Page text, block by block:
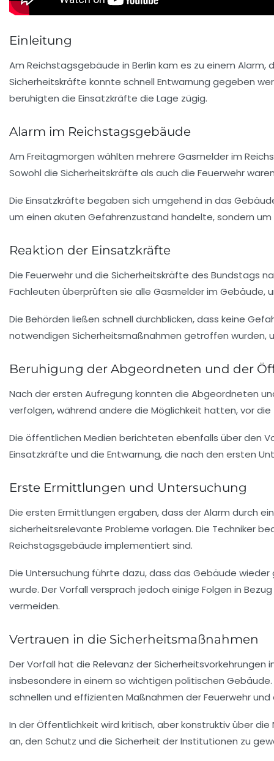
Einleitung
Am Reichstagsgebäude in Berlin kam es zu einem
Sicherheitskräfte konnte schnell Entwarnung gegeben
beruhigten die Einsatzkräfte die Lage zügig.
Alarm im Reichstagsgebäude
Am Freitagmorgen wählten mehrere Gasmelderim
Sowohl die Sicherheitskräfte als auch die Feuerwehr
Die Einsatzkräfte begaben sich umgehend in das
um einen akuten Gefahrenzustand handelte, sondern
Reaktion der Einsatzkräfte
Die Feuerwehr und die Sicherheitskräfte des Bundstags
Fachleuten überprüften sie alle Gasmelder im Gebäude,
Die Behörden ließen schnell durchblicken, dass keine
notwendigen Sicherheitsmaßnahmen getroffen wurden,
Beruhigung der Abgeordneten und der
Nach der ersten Aufregung konnten die Abgeordneten
verfolgen, während andere die Möglichkeit hatten, vor
Die öffentlichen Medien berichteten ebenfalls über den
Einsatzkräfte und die Entwarnung, die nach den ersten
Erste Ermittlungen und Untersuchung
Die ersten Ermittlungen ergaben, dass der Alarm durch
sicherheitsrelevante Probleme vorlagen. Die Techniker
Reichstagsgebäude implementiert sind.
Die Untersuchung führte dazu, dass das Gebäude
wurde. Der Vorfall versprach jedoch einige Folgen in
vermeiden.
Vertrauen in die Sicherheitsmaßnahmen
Der Vorfall hat die Relevanz der Sicherheitsvorkehrungen
insbesondere in einem so wichtigen politischen
schnellen und effizienten Maßnahmen der Feuerwehr
In der Öffentlichkeit wird kritisch, aber konstruktiv über
an, den Schutz und die Sicherheit der Institutionen zu